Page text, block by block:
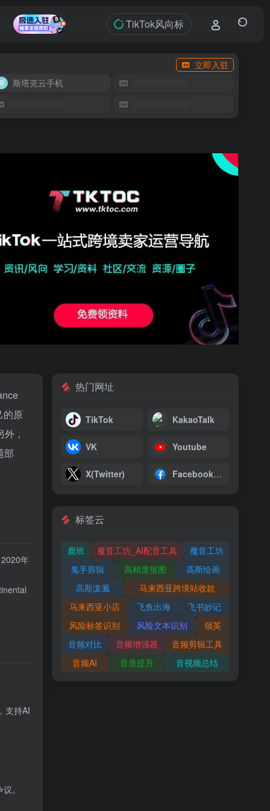
TikTok风向标
立即入驻
斯塔克云手机
的原
，
部
年
支持AI
。
热门网址
TikTok KakaoTalk
VK Youtube
X(Twitter) Facebook（Meta）
标签云
鹿班 魔音工坊_AI配音工具
魔音工坊
鬼手剪辑
高精度抠图
高斯绘画
高斯泼溅
马来西亚跨境站收款
马来西亚小店
飞鱼出海
飞书妙记
风险标签识别
风险文本识别
领英
音频对比
音频增强器
音频剪辑工具
音频AI
音质提升 音视频总结